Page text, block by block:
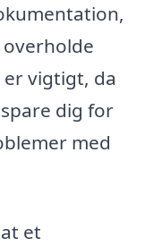
vigtigt, da
dig for
med
et